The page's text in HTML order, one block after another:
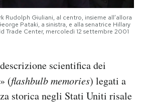
Rudolph Giuliani, al centro, insieme all’allora
Pataki, a sinistra, e alla senatrice Hillary
Trade Center, mercoledì 12 settembre 2001
scientifica dei
(flashbulb memories) legati a
storica negli Stati Uniti risale